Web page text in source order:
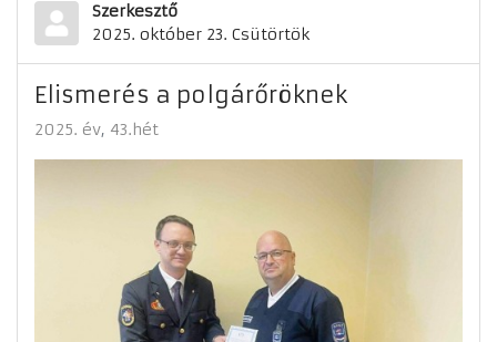
Szerkesztő
2025. október 23. Csütörtök
Elismerés a polgárőröknek
2025. év 43.hét